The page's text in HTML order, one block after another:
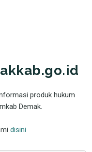
produk hukum
Demak.
disini